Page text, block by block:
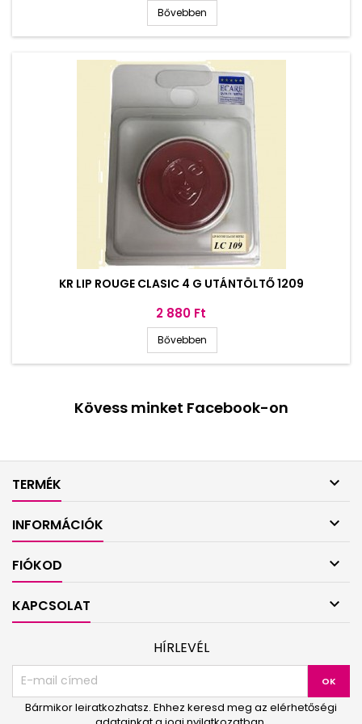
Bővebben
KR LIP ROUGE CLASIC 4 G UTÁNTÖLTŐ 1209
Ár
2 880 Ft
Bővebben
Kövess minket Facebook-on
TERMÉK 
INFORMÁCIÓK 
FIÓKOD 
KAPCSOLAT 
HÍRLEVÉL
Bármikor leiratkozhatsz. Ehhez keresd meg az elérhetőségi